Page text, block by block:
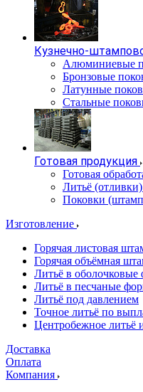
Кузнечно-
Алюминиевые
Бронзовые
Латунные
Стальные
Готовая продукция
Готовая
Литьё (отливки)
Поковки
Изготовление
Горячая листовая
Горячая объёмная
Литьё в
Литьё в песчаные
Литьё под давлением
Точное литьё по
Центробежное литьё
Доставка
Оплата
Компания